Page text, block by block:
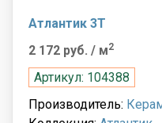
Атлантик 3Т
2 172 руб. / м2
Артикул: 104388
Производитель: